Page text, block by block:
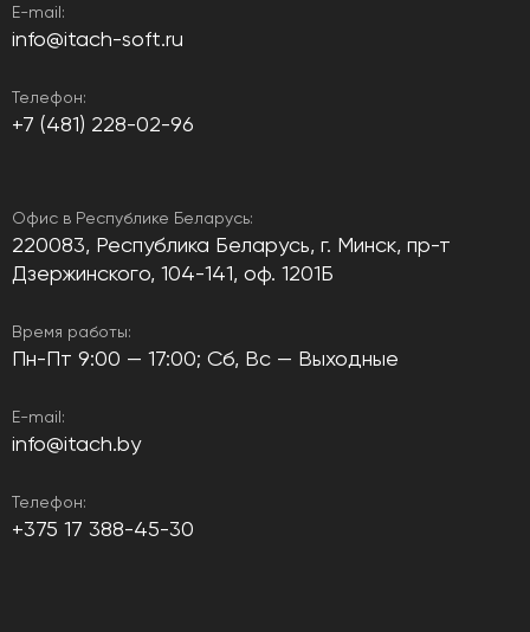
E-mail:
info@itach-soft.ru
Телефон:
+7 (481) 228-02-96
Офис в Республике Беларусь:
220083, Республика Беларусь, г. Минск, пр-т
Дзержинского, 104-141, оф. 1201Б
Время работы:
Пн-Пт 9:00 — 17:00; Сб, Вс — Выходные
E-mail:
info@itach.by
Телефон:
+375 17 388-45-30